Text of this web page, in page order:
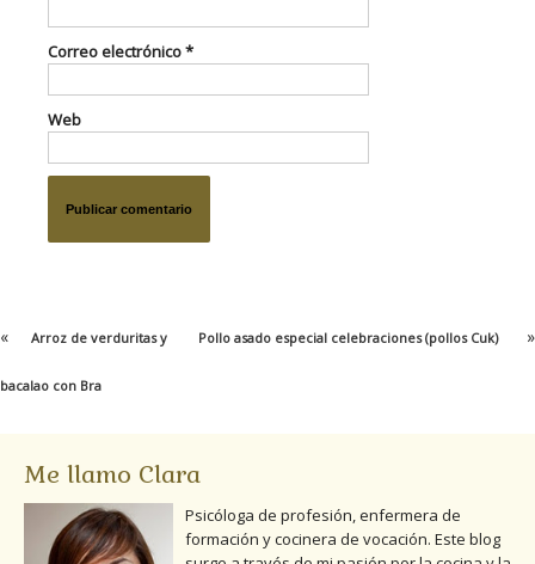
Correo electrónico*
Web
Pollo asado especial celebraciones (pollos Cuk) »
« Arroz de verduritas y
bacalao con Bra
Me llamo Clara
Psicóloga de profesión, enfermera de
formación y cocinera de vocación. Este blog